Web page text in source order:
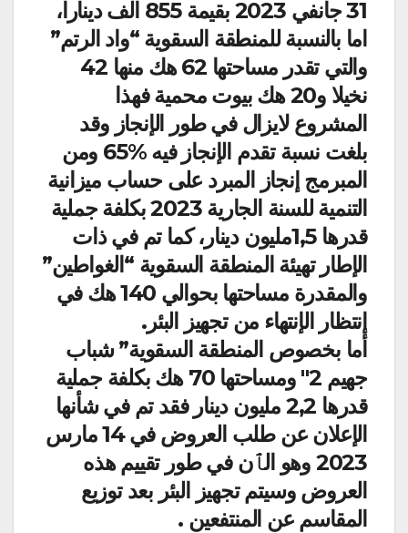
31 جانفي 2023 بقيمة 855 الف دينارا،
اما بالنسبة للمنطقة السقوية “واد الرتم”
والتي تقدر مساحتها 62 هك منها 42
نخيلا و20 هك بيوت محمية فهذا
المشروع لايزال في طور الإنجاز وقد
بلغت نسبة تقدم الإنجاز فيه %65 ومن
المبرمج إنجاز المبرد على حساب ميزانية
التنمية للسنة الجارية 2023 بكلفة جملية
قدرها 1,5مليون دينار، كما تم في ذات
الإطار تهيئة المنطقة السقوية “الغواطين”
والمقدرة مساحتها بحوالي 140 هك في
إنتظار الإنتهاء من تجهيز البئر.
أما بخصوص المنطقة السقوية” شباب
جهيم 2″ ومساحتها 70 هك بكلفة جملية
قدرها 2,2 مليون دينار فقد تم في شأنها
الإعلان عن طلب العروض في 14 مارس
2023 وهو الٱن في طور تقييم هذه
العروض وسيتم تجهيز البئر بعد توزيع
المقاسم عن المنتفعين .